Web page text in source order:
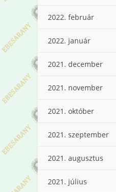
2022. február
2022. január
2021. december
2021. november
2021. október
2021. szeptember
2021. augusztus
2021. július